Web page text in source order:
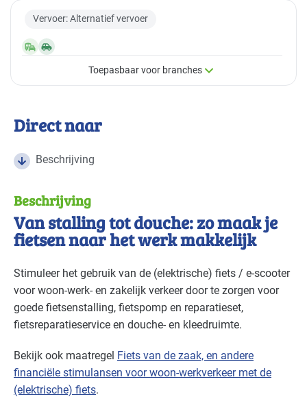
Vervoer: Alternatief vervoer
Toepasbaar voor branches
Toepasbaar voor branches
branches
Autobranche - autoschadeherstel
Autobranche - garage en handel Basis
Bouw - bouw/infra Basis
Bouw - gemeentewerven Basis
Bouw - installatiebedrijven Basis
Bouw - schilders en onderhoud
Direct naar
Beschrijving
Beschrijving
Van stalling tot douche: zo maak je
fietsen naar het werk makkelijk
Stimuleer het gebruik van de (elektrische) fiets / e-scooter
voor woon-werk- en zakelijk verkeer door te zorgen voor
goede fietsenstalling, fietspomp en reparatieset,
fietsreparatieservice en douche- en kleedruimte.
Bekijk ook maatregel Fiets van de zaak, en andere
financiële stimulansen voor woon-werkverkeer met de
(elektrische) fiets.